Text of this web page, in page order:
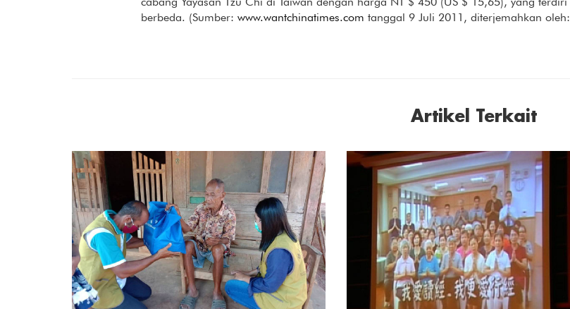
berbeda. (Sumber: www.wantchinatimes.com tanggal 9 Juli 2011, diterjemahkan
Artikel Terkait